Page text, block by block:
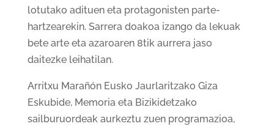
lotutako adituen eta protagonisten parte-
hartzearekin. Sarrera doakoa izango da lekuak
bete arte eta azaroaren 8tik aurrera jaso
daitezke leihatilan.
Arritxu Marañón Eusko Jaurlaritzako Giza
Eskubide, Memoria eta Bizikidetzako
sailburuordeak aurkeztu zuen programazioa,